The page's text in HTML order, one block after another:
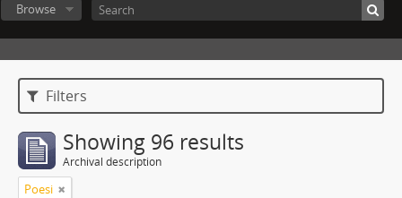
Browse
Filters
Showing 96 results
Archival description
Poesi